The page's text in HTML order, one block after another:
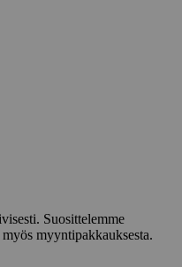
Suosittelemme
myyntipakkauksesta.